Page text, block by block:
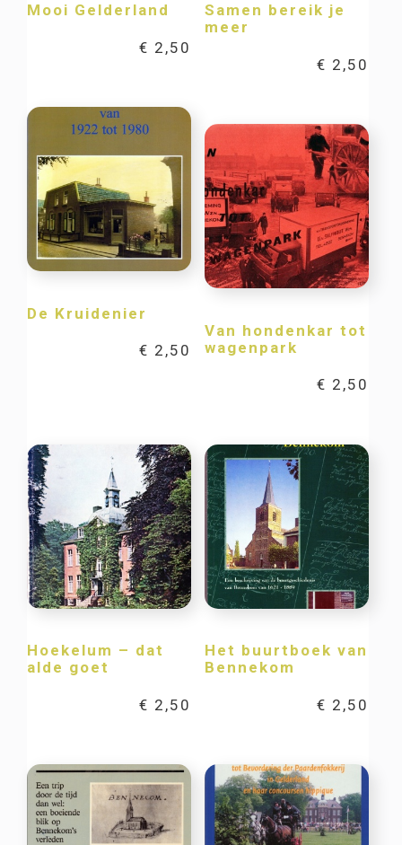
Mooi Gelderland
€ 2,50
Samen bereik je
meer
€ 2,50
De Kruidenier
€ 2,50
Van hondenkar tot
wagenpark
€ 2,50
Hoekelum – dat
alde goet
€ 2,50
Het buurtboek van
Bennekom
€ 2,50